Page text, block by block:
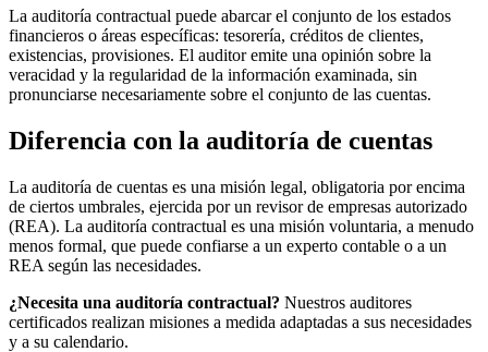
La auditoría contractual puede abarcar el conjunto de los estados
financieros o áreas específicas: tesorería, créditos de clientes,
existencias, provisiones. El auditor emite una opinión sobre la
veracidad y la regularidad de la información examinada, sin
pronunciarse necesariamente sobre el conjunto de las cuentas.
Diferencia con la auditoría de cuentas
La auditoría de cuentas es una misión legal, obligatoria por encima
de ciertos umbrales, ejercida por un revisor de empresas autorizado
(REA). La auditoría contractual es una misión voluntaria, a menudo
menos formal, que puede confiarse a un experto contable o a un
REA según las necesidades.
¿Necesita una auditoría contractual? Nuestros auditores
certificados realizan misiones a medida adaptadas a sus necesidades
y a su calendario.